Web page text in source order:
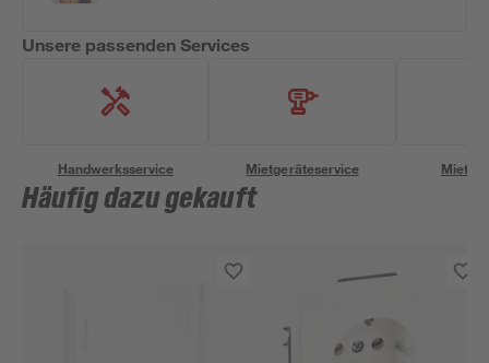
Unsere passenden Services
Handwerksservice Mietgeräteservice
Häufig dazu gekauft